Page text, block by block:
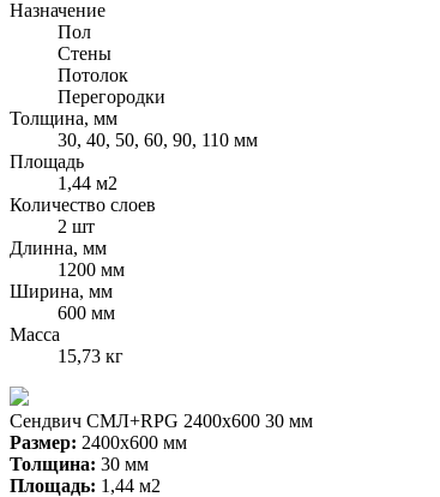
Назначение
Пол
Стены
Потолок
Перегородки
Толщина, мм
30, 40, 50, 60, 90, 110 мм
Площадь
1,44 м2
Количество слоев
2 шт
Длинна, мм
1200 мм
Ширина, мм
600 мм
Масса
15,73 кг
Сендвич СМЛ+RPG 2400х600 30 мм
Размер: 2400х600 мм
Толщина: 30 мм
Площадь: 1,44 м2